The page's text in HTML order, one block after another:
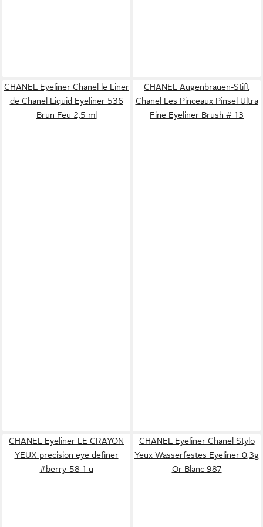
CHANEL Eyeliner Chanel le Liner
de Chanel Liquid Eyeliner 536
Brun Feu 2,5 ml
CHANEL Augenbrauen-Stift
Chanel Les Pinceaux Pinsel Ultra
Fine Eyeliner Brush # 13
CHANEL Eyeliner LE CRAYON
YEUX precision eye definer
#berry-58 1 u
CHANEL Eyeliner Chanel Stylo
Yeux Wasserfestes Eyeliner 0,3g
Or Blanc 987